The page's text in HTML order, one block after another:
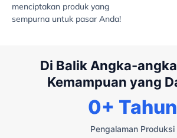
menciptakan produk yang
sempurna untuk pasar Anda!
Di Balik Angka-
Kemampuan yang
Pengalaman Produksi
0+ Tahun